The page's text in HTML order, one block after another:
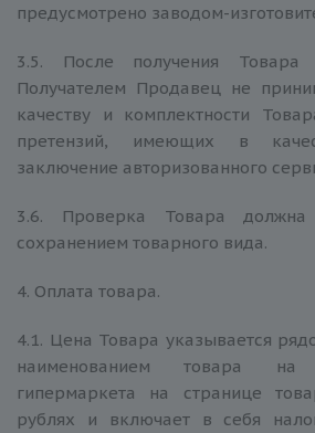
предусмотрено заводом-
3.5. После получения Товара
Получателем Продавец не
качеству и комплектности
претензий, имеющих в
заключение авторизованного
3.6. Проверка Товара должна
сохранением товарного вида.
4. Оплата товара.
4.1. Цена Товара указывается
наименованием товара
гипермаркета на странице
рублях и включает в себя